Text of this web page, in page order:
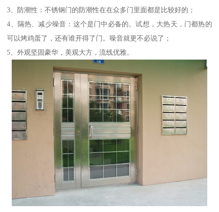
3、防潮性：不锈钢门的防潮性在在众多门里面都是比较好的；
4、隔热、减少噪音：这个是门中必备的。试想，大热天，门都热的
可以烤鸡蛋了，还有谁开得了门。噪音就更不必说了；
5、外观坚固豪华，美观大方，流线优雅。